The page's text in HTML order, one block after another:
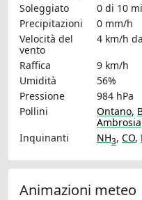
Soleggiato
0 di 10
Precipitazioni
0 mm/h
Velocità del
vento
4 km/h
Raffica
9 km/h
Umidità
56%
Pressione
984 hPa
Pollini
Ontano,
Ambrosia
Inquinanti
NH3, CO,
Animazioni meteo